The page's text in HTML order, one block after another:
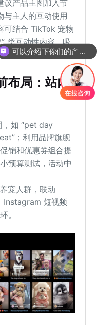
议产品主图加入节
与主人的互动使用
可结合 TikTok 宠物
类互动性内容，吸
局：站内
，如 “pet day
；利用品牌旗舰
销和优惠券组合提
预算测试，活动中
宠人群，联动
Instagram 短视频
。
可以介绍下你们的产品么
你们是怎么收费的呢